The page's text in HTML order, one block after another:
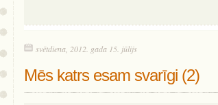
svētdiena, 2012. gada 15. jūlijs
Mēs katrs esam svarīgi (2)